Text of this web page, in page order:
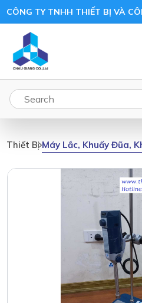
Thiết BịMáy Lắc, Khuấy Đũa,